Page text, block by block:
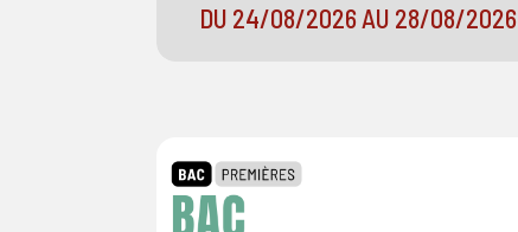
DU 24/08/2026 AU 28/08/2026